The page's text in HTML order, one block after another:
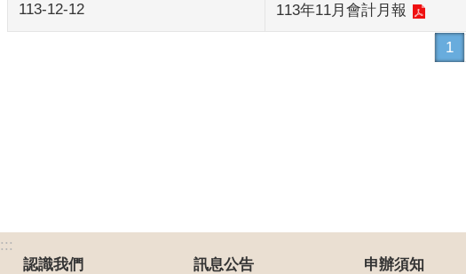
113-12-12 113年11月會計月報
1
:::
認識我們
訊息公告 申辦須知